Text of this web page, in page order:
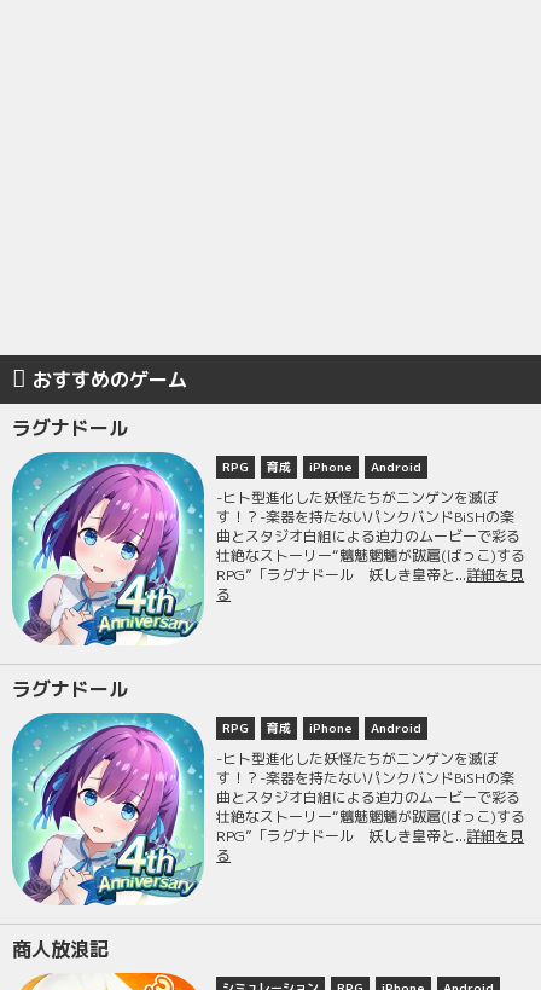
おすすめのゲーム
ラグナドール
RPG 育成 iPhone Android
-ヒト型進化した妖怪たちがニンゲンを滅ぼ
す！？-楽器を持たないパンクバンドBiSHの楽
曲とスタジオ白組による迫力のムービーで彩る
壮絶なストーリー“魑魅魍魎が跋扈(ばっこ)する
RPG”「ラグナドール 妖しき皇帝と...詳細を見
る
ラグナドール
RPG 育成 iPhone Android
-ヒト型進化した妖怪たちがニンゲンを滅ぼ
す！？-楽器を持たないパンクバンドBiSHの楽
曲とスタジオ白組による迫力のムービーで彩る
壮絶なストーリー“魑魅魍魎が跋扈(ばっこ)する
RPG”「ラグナドール 妖しき皇帝と...詳細を見
る
商人放浪記